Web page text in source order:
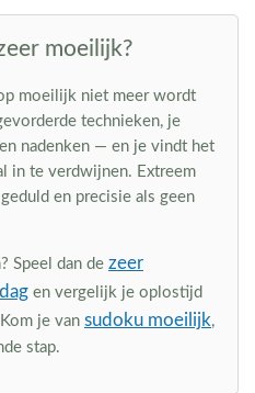
moeilijk?
moeilijk niet meer wordt
technieken, je
nadenken — en je vindt het
in te verdwijnen. Extreem
en precisie als geen
Speel dan de zeer
en vergelijk je oplostijd
je van sudoku moeilijk,
stap.